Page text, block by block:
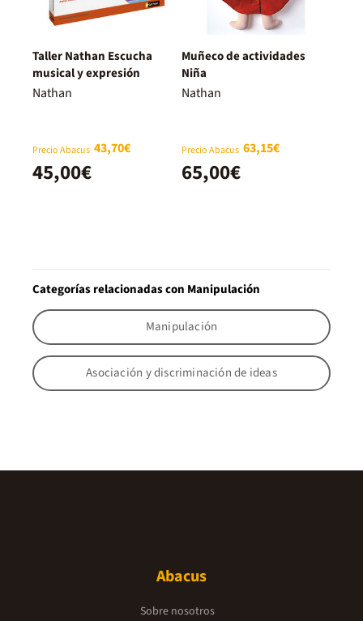
Taller Nathan Escucha
musical y expresión
Nathan
Precio Abacus 43,70€
45,00€
Muñeco de actividades
Niña
Nathan
Precio Abacus 63,15€
65,00€
Categorías relacionadas con Manipulación
Manipulación
Asociación y discriminación de ideas
Abacus
Sobre nosotros